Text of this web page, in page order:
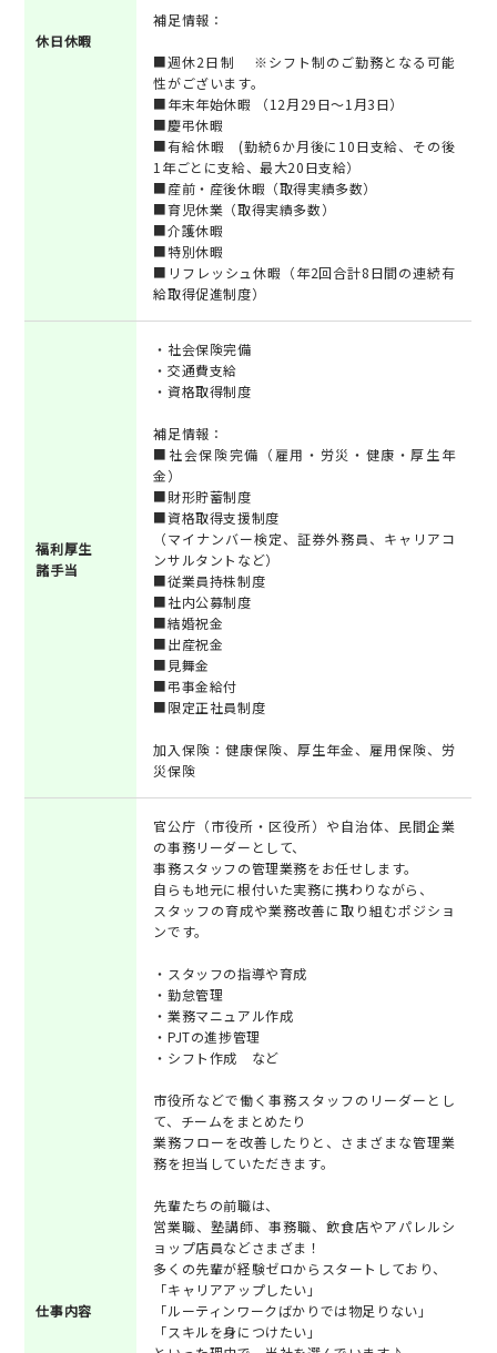
休日休暇
補足情報：
■週休2日制 ※シフト制のご勤務となる可能
性がございます。
■年末年始休暇 （12月29日～1月3日）
■慶弔休暇
■有給休暇 (勤続6か月後に10日支給、その後
1年ごとに支給、最大20日支給）
■産前・産後休暇（取得実績多数）
■育児休業（取得実績多数）
■介護休暇
■特別休暇
■リフレッシュ休暇（年2回合計8日間の連続有
給取得促進制度）
福利厚生
諸手当
・社会保険完備
・交通費支給
・資格取得制度
補足情報：
■社会保険完備（雇用・労災・健康・厚生年
金）
■財形貯蓄制度
■資格取得支援制度
（マイナンバー検定、証券外務員、キャリアコ
ンサルタントなど）
■従業員持株制度
■社内公募制度
■結婚祝金
■出産祝金
■見舞金
■弔事金給付
■限定正社員制度
加入保険：健康保険、厚生年金、雇用保険、労
災保険
仕事内容
官公庁（市役所・区役所）や自治体、民間企業
の事務リーダーとして、
事務スタッフの管理業務をお任せします。
自らも地元に根付いた実務に携わりながら、
スタッフの育成や業務改善に取り組むポジショ
ンです。
・スタッフの指導や育成
・勤怠管理
・業務マニュアル作成
・PJTの進捗管理
・シフト作成 など
市役所などで働く事務スタッフのリーダーとし
て、チームをまとめたり
業務フローを改善したりと、さまざまな管理業
務を担当していただきます。
先輩たちの前職は、
営業職、塾講師、事務職、飲食店やアパレルシ
ョップ店員などさまざま！
多くの先輩が経験ゼロからスタートしており、
「キャリアアップしたい」
「ルーティンワークばかりでは物足りない」
「スキルを身につけたい」